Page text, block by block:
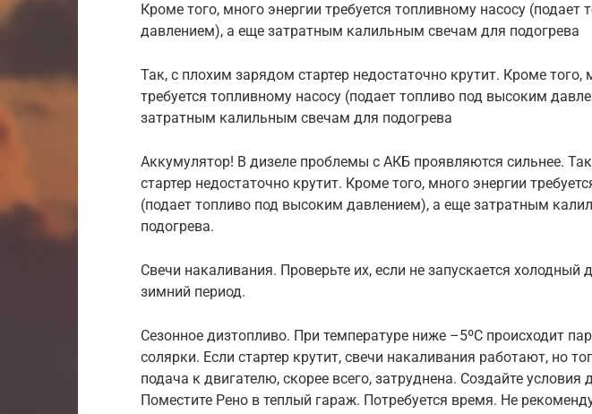
Кроме того, много энергии требуется топливному насосу
давлением), а еще затратным калильным свечам для подогрева
Так, с плохим зарядом стартер недостаточно крутит. Кроме того,
требуется топливному насосу (подает топливо под высоким
затратным калильным свечам для подогрева
Аккумулятор! В дизеле проблемы с АКБ проявляются сильнее.
стартер недостаточно крутит. Кроме того, много энергии
(подает топливо под высоким давлением), а еще затратным
подогрева.
Свечи накаливания. Проверьте их, если не запускается холодный
зимний период.
Сезонное дизтопливо. При температуре ниже –5ºC происходит
солярки. Если стартер крутит, свечи накаливания работают, но
подача к двигателю, скорее всего, затруднена. Создайте условия
Поместите Рено в теплый гараж. Потребуется время. Не